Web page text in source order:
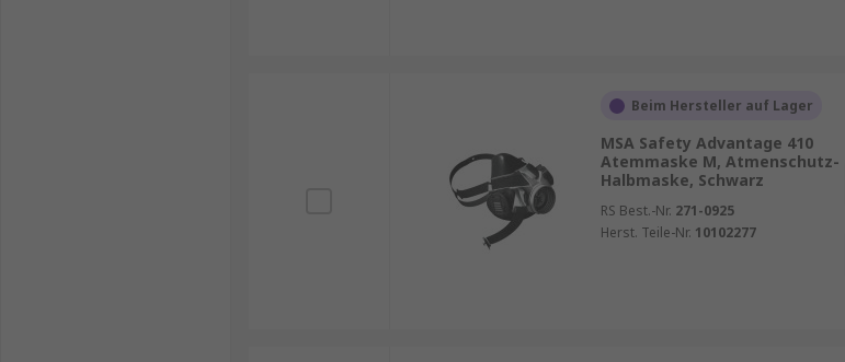
Beim Hersteller auf Lager
MSA Safety Advantage 410
Atemmaske M, Atmenschutz-
Halbmaske, Schwarz
RS Best.-Nr. 271-0925
Herst. Teile-Nr. 10102277